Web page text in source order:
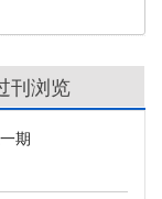
刊浏览
期